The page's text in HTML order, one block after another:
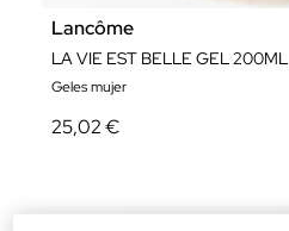
Lancôme
LA VIE EST BELLE GEL 200ML
Geles mujer
25,02 €